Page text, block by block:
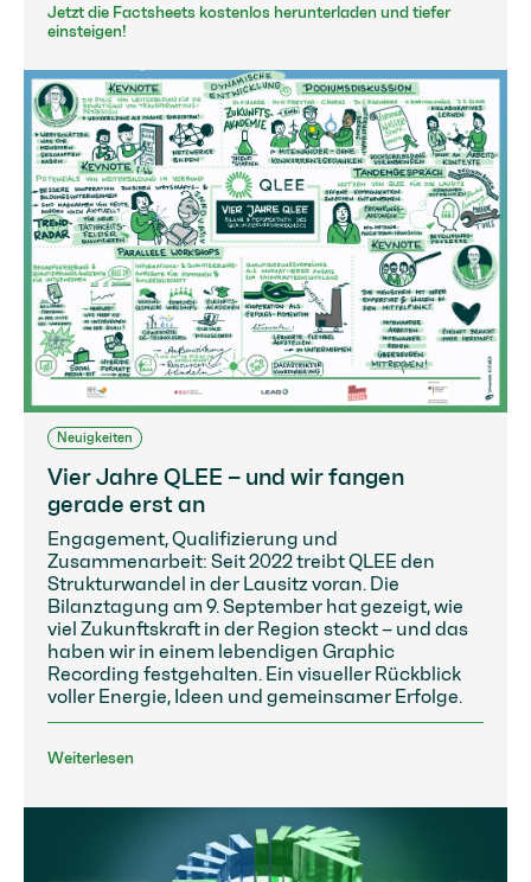
Jetzt die Factsheets kostenlos herunterladen und tiefer
einsteigen!
Neuigkeiten
Vier Jahre QLEE – und wir fangen
gerade erst an
Engagement, Qualifizierung und
Zusammenarbeit: Seit 2022 treibt QLEE den
Strukturwandel in der Lausitz voran. Die
Bilanztagung am 9. September hat gezeigt, wie
viel Zukunftskraft in der Region steckt – und das
haben wir in einem lebendigen Graphic
Recording festgehalten. Ein visueller Rückblick
voller Energie, Ideen und gemeinsamer Erfolge.
Weiterlesen